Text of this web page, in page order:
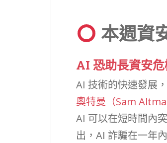
本週資
AI 恐助長資安
AI 技術的快速發展
奧特曼（Sam
AI 可以在短時間內
出，AI 詐騙在一年